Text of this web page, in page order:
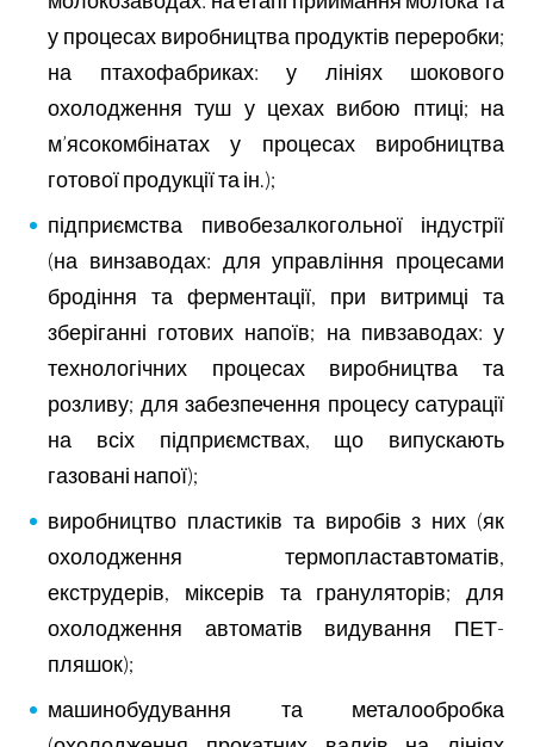
у процесах виробництва продуктів переробки;
на птахофабриках: у лініях шокового
охолодження туш у цехах вибою птиці; на
м’ясокомбінатах у процесах виробництва
готової продукції та ін.);
підприємства пивобезалкогольної індустрії
(на винзаводах: для управління процесами
бродіння та ферментації, при витримці та
зберіганні готових напоїв; на пивзаводах: у
технологічних процесах виробництва та
розливу; для забезпечення процесу сатурації
на всіх підприємствах, що випускають
газовані напої);
виробництво пластиків та виробів з них (як
охолодження термопластавтоматів,
екструдерів, міксерів та грануляторів; для
охолодження автоматів видування ПЕТ-
пляшок);
машинобудування та металообробка